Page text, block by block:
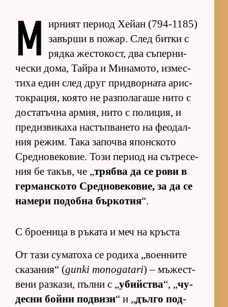
М ир­ният пе­риод Хе­йан (794-1185)
за­върши в по­жар. След битки с
рядка жес­то­кост, два съ­пер­ни­
чески до­ма, Тайра и Ми­на­мо­то, из­мес­
тиха един след друг прид­вор­ната арис­
ток­ра­ция, ко­ято не раз­по­ла­гаше нито с
дос­та­тъчна ар­мия, нито с по­ли­ция, и
пре­диз­ви­каха нас­тъп­ва­нето на фе­о­дал­
ния ре­жим. Така за­почва япон­с­кото
Сред­но­ве­ко­вие. Този пе­риод на сът­ре­се­
ния бе та­къв, че „трябва да се рови в
гер­ман­с­кото Сред­но­ве­ко­вие, за да се
на­мери по­добна бър­ко­тия“.
С броеница в ръката и меч на кръста
От тази су­ма­тоха се ро­диха „во­ен­ните
ска­за­ния“ (gunki monogatari) – мъ­жес­т­
вени раз­ка­зи, пълни с „убийства“, „чу­
десни бойни под­визи“ и „дълго под­